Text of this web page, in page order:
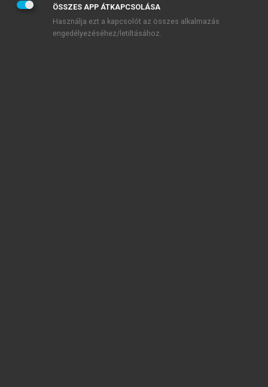
ÖSSZES APP ÁTKAPCSOLÁSA
Használja ezt a kapcsolót az összes alkalmazás
engedélyezéséhez/letiltásához.